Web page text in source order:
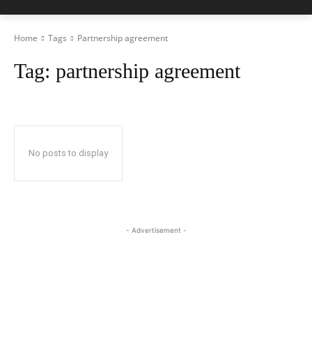
Home Tags Partnership agreement
Tag: partnership agreement
No posts to display
- Advertisement -